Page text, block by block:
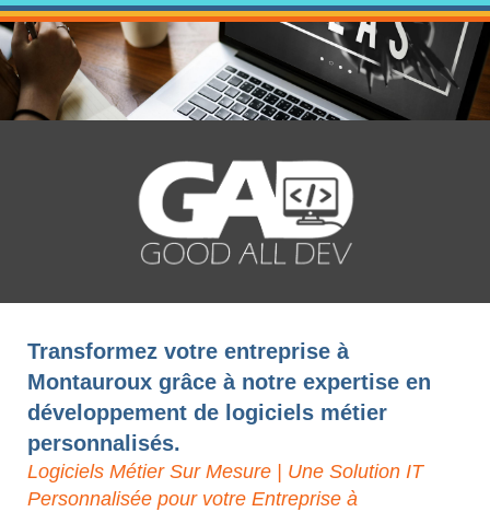
Transformez votre entreprise à
Montauroux grâce à notre expertise en
développement de logiciels métier
personnalisés.
Logiciels Métier Sur Mesure | Une Solution IT
Personnalisée pour votre Entreprise à